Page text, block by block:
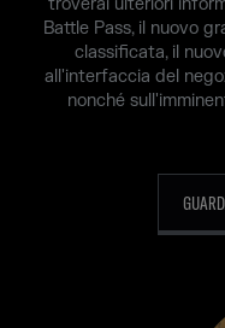
troverai ulteriori
Battle Pass, il nuovo
classificata, il
all'interfaccia del
nonché